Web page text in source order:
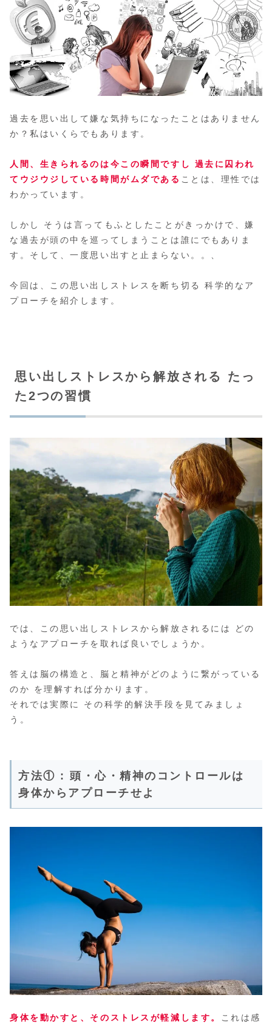
過去を思い出して嫌な気持ちになったことはありません
か？私はいくらでもあります。
人間、生きられるのは今この瞬間ですし 過去に囚われ
てウジウジしている時間がムダである ことは、理性では
わかっています。
しかし そうは言ってもふとしたことがきっかけで、嫌
な過去が頭の中を巡ってしまうことは誰にでもありま
す。そして、一度思い出すと止まらない。。、
今回は、この思い出しストレスを断ち切る 科学的なア
プローチを紹介します。
思い出しストレスから解放される たっ
た2つの習慣
では、この思い出しストレスから解放されるには どの
ようなアプローチを取れば良いでしょうか。
答えは脳の構造と、脳と精神がどのように繋がっている
のか を理解すれば分かります。
それでは実際に その科学的解決手段を見てみましょ
う。
方法① : 頭・心・精神のコントロールは
身体からアプローチせよ
身体を動かすと、そのストレスが軽減します。
これは感